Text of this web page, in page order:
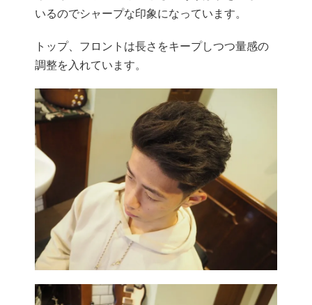
いるのでシャープな印象になっています。
トップ、フロントは長さをキープしつつ量感の
調整を入れています。